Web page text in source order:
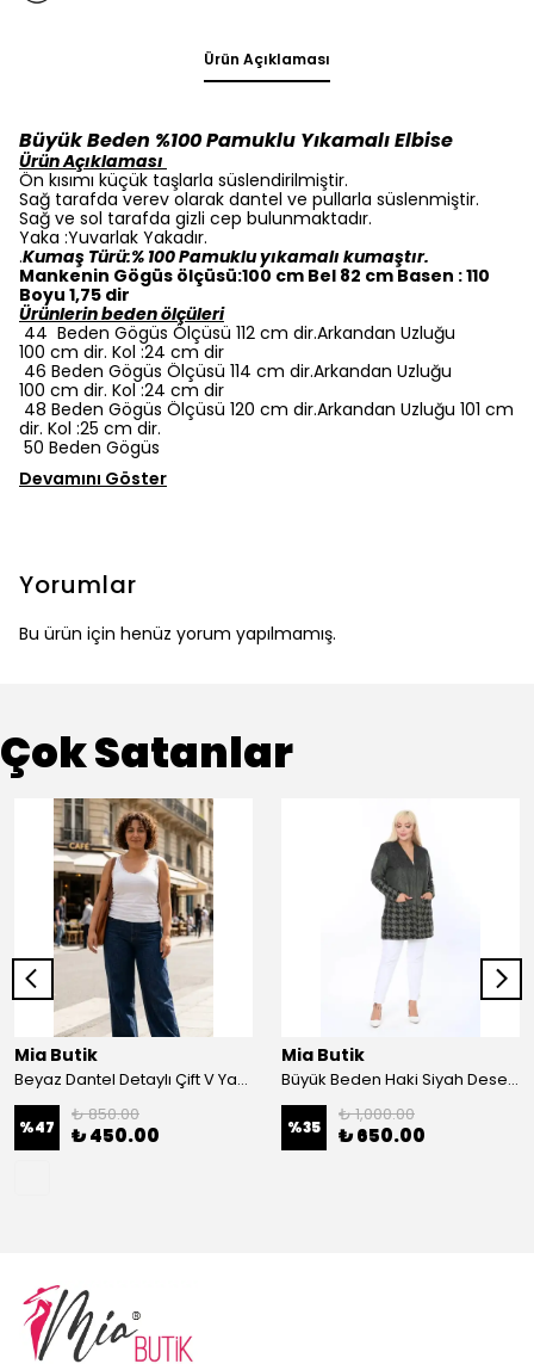
Ürün Açıklaması
Büyük Beden %100 Pamuklu Yıkamalı Elbise
Ürün Açıklaması
Ön kısımı küçük taşlarla süslendirilmiştir.
Sağ tarafda verev olarak dantel ve pullarla süslenmiştir.
Sağ ve sol tarafda gizli cep bulunmaktadır.
Yaka :Yuvarlak Yakadır.
.Kumaş Türü:% 100 Pamuklu yıkamalı kumaştır.
Mankenin Gögüs ölçüsü:100 cm Bel 82 cm Basen : 110
Boyu 1,75 dir
Ürünlerin beden ölçüleri
44 Beden Gögüs Ölçüsü 112 cm dir.Arkandan Uzluğu
100 cm dir. Kol :24 cm dir
46 Beden Gögüs Ölçüsü 114 cm dir.Arkandan Uzluğu
100 cm dir. Kol :24 cm dir
48 Beden Gögüs Ölçüsü 120 cm dir.Arkandan Uzluğu 101 cm
dir. Kol :25 cm dir.
50 Beden Gögüs
Devamını Göster
Yorumlar
Bu ürün için henüz yorum yapılmamış.
Çok Satanlar
Mia Butik
Beyaz Dantel Detaylı Çift V Yaka Karşkorse Esnek Bluz
%47
₺ 850.00
₺ 450.00
Mia Butik
Büyük Beden Haki Siyah Desenli Hırka
%35
₺ 1,000.00
₺ 650.00